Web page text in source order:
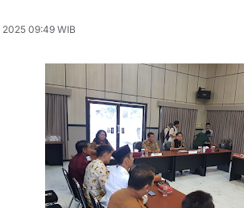
09:49 WIB